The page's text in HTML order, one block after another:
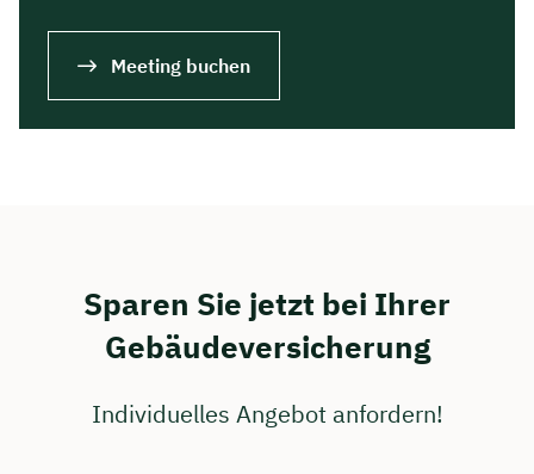
Meeting buchen
Sparen Sie jetzt bei Ihrer
Gebäudeversicherung
Individuelles Angebot anfordern!